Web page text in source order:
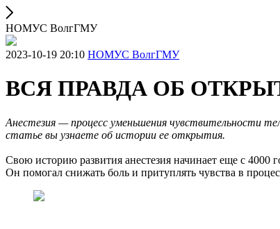
НОМУС ВолгГМУ
2023-10-19 20:10 НОМУС ВолгГМУ
ВСЯ ПРАВДА ОБ
Анестезия — процесс уменьшения чувствительности
статье вы узнаете об истории ее открытия.
Свою историю развития анестезия начинает еще с 4000
Он помогал снижать боль и притуплять чувства в